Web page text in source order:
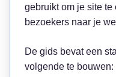
gebruikt om je site
bezoekers naar je
De gids bevat een
volgende te bouwen: